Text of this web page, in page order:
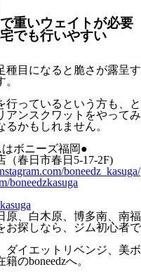
重いウェイトが必要
でも行いやすい
種目になると脆さが露呈す
行っているという方も、と
アンスクワットをやってみ
かもしれません。
ボニーズ福岡●
春日市春日5-17-2F)
boneedz_kasuga/
boneedzkasuga
原、白木原、博多南、南福
お探しなら、ジム初心者で
ダイエットリベンジ、美ボ
のboneedzへ。